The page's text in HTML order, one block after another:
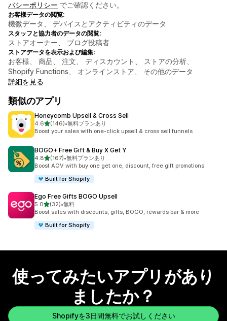
バシーポリシー でご確認ください。
お客様データの閲覧:
機微データ、 デバイスとアクティビティのデータ
スタッフと協力者のデータの閲覧:
ストアオーナー、 ブログ投稿者
ストアデータを表示および編集:
お客様、 商品、 注文、 ディスカウント、 ストアの分析、
Shopify Functions、 オンラインストア、 その他のデータ
詳細を見る
類似のアプリ
Honeycomb Upsell & Cross Sell
4.65つ星中
(146)
合計レビュー数：146件
•無料プランあり
Boost your sales with one-click upsell & cross sell funnels
BOGO+ Free Gift & Buy X Get Y
4.85つ星中
(167)
合計レビュー数：167件
•無料プランあり
Boost AOV with buy one get one, discount, free gift promotions
Built for Shopify
Ego Free Gifts BOGO Upsell
5.05つ星中
(32)
合計レビュー数：32件
•無料
Boost sales with discounts, gifts, BOGO, rewards bar & more
Built for Shopify
使ってみたいアプリがあり
ましたか？
Shopifyを3日間無料でお試しください